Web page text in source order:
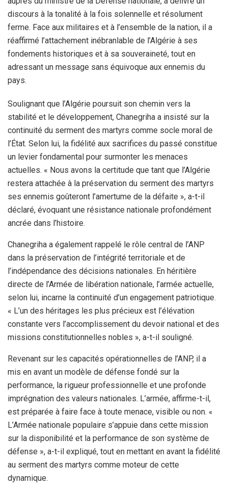
discours à la tonalité à la fois solennelle et résolument
ferme. Face aux militaires et à l’ensemble de la nation, il a
réaffirmé l’attachement inébranlable de l’Algérie à ses
fondements historiques et à sa souveraineté, tout en
adressant un message sans équivoque aux ennemis du
pays.
Soulignant que l’Algérie poursuit son chemin vers la
stabilité et le développement, Chanegriha a insisté sur la
continuité du serment des martyrs comme socle moral de
l’État. Selon lui, la fidélité aux sacrifices du passé constitue
un levier fondamental pour surmonter les menaces
actuelles. « Nous avons la certitude que tant que l’Algérie
restera attachée à la préservation du serment des martyrs
ses ennemis goûteront l’amertume de la défaite », a-t-il
déclaré, évoquant une résistance nationale profondément
ancrée dans l’histoire.
Chanegriha a également rappelé le rôle central de l’ANP
dans la préservation de l’intégrité territoriale et de
l’indépendance des décisions nationales. En héritière
directe de l’Armée de libération nationale, l’armée actuelle,
selon lui, incarne la continuité d’un engagement patriotique.
« L’un des héritages les plus précieux est l’élévation
constante vers l’accomplissement du devoir national et des
missions constitutionnelles nobles », a-t-il souligné.
Revenant sur les capacités opérationnelles de l’ANP, il a
mis en avant un modèle de défense fondé sur la
performance, la rigueur professionnelle et une profonde
imprégnation des valeurs nationales. L’armée, affirme-t-il,
est préparée à faire face à toute menace, visible ou non. «
L’Armée nationale populaire s’appuie dans cette mission
sur la disponibilité et la performance de son système de
défense », a-t-il expliqué, tout en mettant en avant la fidélité
au serment des martyrs comme moteur de cette
dynamique.